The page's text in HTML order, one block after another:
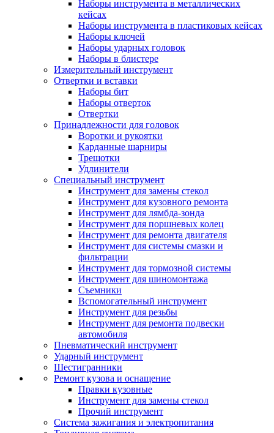
Наборы инструмента в металлических
кейсах
Наборы инструмента в пластиковых кейсах
Наборы ключей
Наборы ударных головок
Наборы в блистере
Измерительный инструмент
Отвертки и вставки
Наборы бит
Наборы отверток
Отвертки
Принадлежности для головок
Воротки и рукоятки
Карданные шарниры
Трещотки
Удлинители
Специальный инструмент
Инструмент для замены стекол
Инструмент для кузовного ремонта
Инструмент для лямбда-зонда
Инструмент для поршневых колец
Инструмент для ремонта двигателя
Инструмент для системы смазки и
фильтрации
Инструмент для тормозной системы
Инструмент для шиномонтажа
Съемники
Вспомогательный инструмент
Инструмент для резьбы
Инструмент для ремонта подвески
автомобиля
Пневматический инструмент
Ударный инструмент
Шестигранники
Ремонт кузова и оснащение
Правки кузовные
Инструмент для замены стекол
Прочий инструмент
Система зажигания и электропитания